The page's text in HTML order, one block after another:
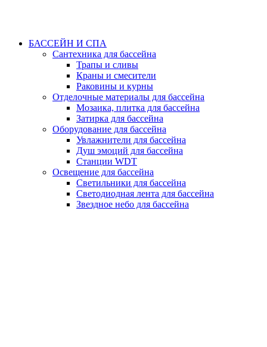
БАССЕЙН И СПА
Сантехника для бассейна
Трапы и сливы
Краны и смесители
Раковины и курны
Отделочные материалы для бассейна
Мозаика, плитка для бассейна
Затирка для бассейна
Оборудование для бассейна
Увлажнители для бассейна
Душ эмоций для бассейна
Станции WDT
Освещение для бассейна
Светильники для бассейна
Светодиодная лента для бассейна
Звездное небо для бассейна